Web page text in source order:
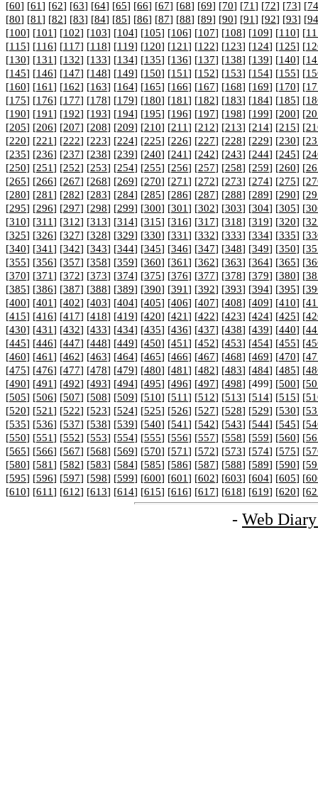
[60] [61] [62] [63] [64] [65] [66] [67] [68] [69] [70] [71] [72] [73] [74
[80] [81] [82] [83] [84] [85] [86] [87] [88] [89] [90] [91] [92] [93] [94
[100] [101] [102] [103] [104] [105] [106] [107] [108] [109] [110] [
[115] [116] [117] [118] [119] [120] [121] [122] [123] [124] [125] [
[130] [131] [132] [133] [134] [135] [136] [137] [138] [139] [140] [
[145] [146] [147] [148] [149] [150] [151] [152] [153] [154] [155] [
[160] [161] [162] [163] [164] [165] [166] [167] [168] [169] [170] [
[175] [176] [177] [178] [179] [180] [181] [182] [183] [184] [185] [
[190] [191] [192] [193] [194] [195] [196] [197] [198] [199] [200] [
[205] [206] [207] [208] [209] [210] [211] [212] [213] [214] [215] [
[220] [221] [222] [223] [224] [225] [226] [227] [228] [229] [230] [
[235] [236] [237] [238] [239] [240] [241] [242] [243] [244] [245] [
[250] [251] [252] [253] [254] [255] [256] [257] [258] [259] [260] [
[265] [266] [267] [268] [269] [270] [271] [272] [273] [274] [275] [
[280] [281] [282] [283] [284] [285] [286] [287] [288] [289] [290] [
[295] [296] [297] [298] [299] [300] [301] [302] [303] [304] [305] [
[310] [311] [312] [313] [314] [315] [316] [317] [318] [319] [320] [
[325] [326] [327] [328] [329] [330] [331] [332] [333] [334] [335] [
[340] [341] [342] [343] [344] [345] [346] [347] [348] [349] [350] [
[355] [356] [357] [358] [359] [360] [361] [362] [363] [364] [365] [
[370] [371] [372] [373] [374] [375] [376] [377] [378] [379] [380] [
[385] [386] [387] [388] [389] [390] [391] [392] [393] [394] [395] [
[400] [401] [402] [403] [404] [405] [406] [407] [408] [409] [410] [
[415] [416] [417] [418] [419] [420] [421] [422] [423] [424] [425] [
[430] [431] [432] [433] [434] [435] [436] [437] [438] [439] [440] [
[445] [446] [447] [448] [449] [450] [451] [452] [453] [454] [455] [
[460] [461] [462] [463] [464] [465] [466] [467] [468] [469] [470] [
[475] [476] [477] [478] [479] [480] [481] [482] [483] [484] [485] [
[490] [491] [492] [493] [494] [495] [496] [497] [498] [499] [500] [
[505] [506] [507] [508] [509] [510] [511] [512] [513] [514] [515] [
[520] [521] [522] [523] [524] [525] [526] [527] [528] [529] [530] [
[535] [536] [537] [538] [539] [540] [541] [542] [543] [544] [545] [
[550] [551] [552] [553] [554] [555] [556] [557] [558] [559] [560] [
[565] [566] [567] [568] [569] [570] [571] [572] [573] [574] [575] [
[580] [581] [582] [583] [584] [585] [586] [587] [588] [589] [590] [
[595] [596] [597] [598] [599] [600] [601] [602] [603] [604] [605] [
[610] [611] [612] [613] [614] [615] [616] [617] [618] [619] [620] [
- Web